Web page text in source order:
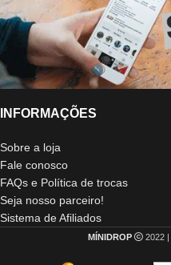
INFORMAÇÕES
Sobre a loja
Fale conosco
FAQs e Política de trocas
Seja nosso parceiro!
Sistema de Afiliados
MÍNIDROP 2022 |